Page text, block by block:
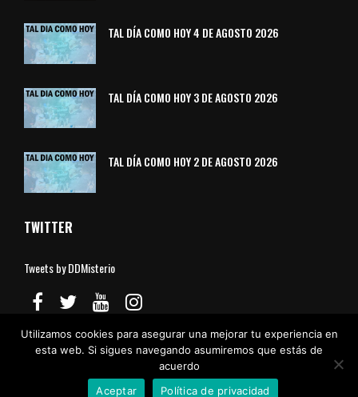
TAL DÍA COMO HOY 4 DE AGOSTO 2026
TAL DÍA COMO HOY 3 DE AGOSTO 2026
TAL DÍA COMO HOY 2 DE AGOSTO 2026
TWITTER
Tweets by DDMisterio
Política de Privacidad
© Divulgadores del Misterio
Utilizamos cookies para asegurar una mejorar tu experiencia en
esta web. Si sigues navegando asumiremos que estás de
acuerdo
Aceptar
Política de privacidad